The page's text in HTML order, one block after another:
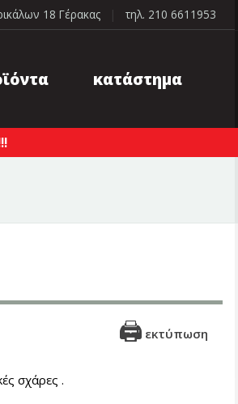
18 Γέρακας | τηλ. 210 6611953
κατάστημα
εκτύπωση
σχάρες .